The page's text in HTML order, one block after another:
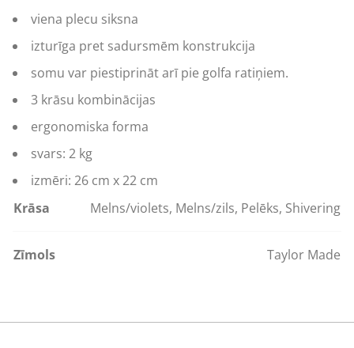
viena plecu siksna
izturīga pret sadursmēm konstrukcija
somu var piestiprināt arī pie golfa ratiņiem.
3 krāsu kombinācijas
ergonomiska forma
svars: 2 kg
izmēri: 26 cm x 22 cm
Krāsa
Melns/violets, Melns/zils, Pelēks, Shivering
Zīmols Taylor Made